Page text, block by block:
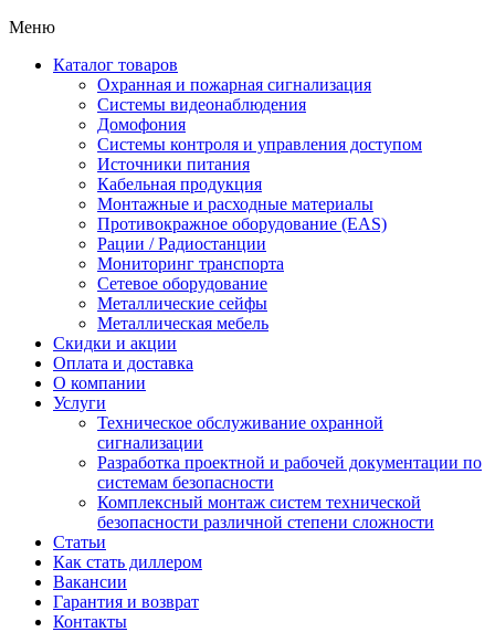
Меню
Каталог товаров
Охранная и пожарная сигнализация
Системы видеонаблюдения
Домофония
Системы контроля и управления доступом
Источники питания
Кабельная продукция
Монтажные и расходные материалы
Противокражное оборудование (EAS)
Рации / Радиостанции
Мониторинг транспорта
Сетевое оборудование
Металлические сейфы
Металлическая мебель
Скидки и акции
Оплата и доставка
О компании
Услуги
Техническое обслуживание охранной
сигнализации
Разработка проектной и рабочей документации по
системам безопасности
Комплексный монтаж систем технической
безопасности различной степени сложности
Статьи
Как стать диллером
Вакансии
Гарантия и возврат
Контакты